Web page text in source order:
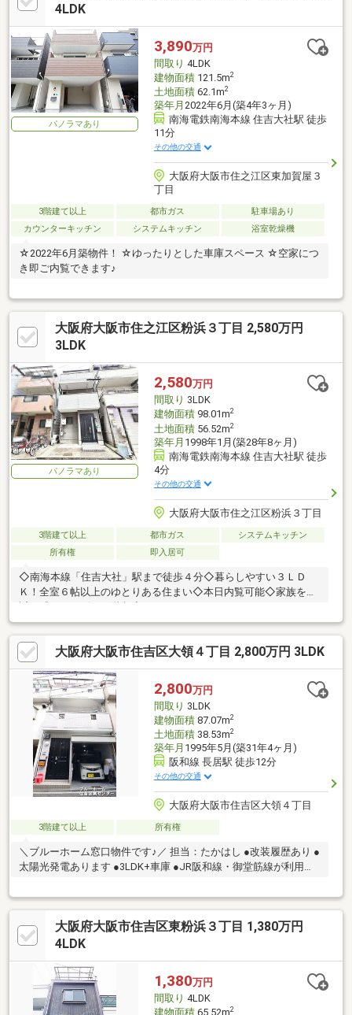
4LDK
パノラマあり
3,890万円
間取り 4LDK
建物面積121.5m2
土地面積62.1m2
築年月 2022年6月(築4年3ヶ月)
南海電鉄南海本線 住吉大社駅 徒歩
11分
その他の交通
大阪府大阪市住之江区東加賀屋３
丁目
3階建て以上 都市ガス
駐車場あり
カウンターキッチン
システムキッチン 浴室乾燥機
☆2022年6月築物件！ ☆ゆったりとした車庫スペース ☆空家につ
き即ご内覧できます♪
大阪府大阪市住之江区粉浜３丁目 2,580万円
3LDK
パノラマあり
2,580万円
間取り 3LDK
建物面積98.01m2
土地面積56.52m2
築年月 1998年1月(築28年8ヶ月)
南海電鉄南海本線 住吉大社駅 徒歩
4分
その他の交通
大阪府大阪市住之江区粉浜３丁目
3階建て以上 都市ガス
システムキッチン
所有権
即入居可
◇南海本線「住吉大社」駅まで徒歩４分◇暮らしやすい３ＬＤ
Ｋ！全室６帖以上のゆとりある住まい◇本日内覧可能◇家族を身
大阪府大阪市住吉区大領４丁目 2,800万円 3LDK
2,800万円
間取り 3LDK
建物面積87.07m2
土地面積38.53m2
築年月 1995年5月(築31年4ヶ月)
阪和線 長居駅 徒歩12分
その他の交通
大阪府大阪市住吉区大領４丁目
3階建て以上 所有権
＼ブルーホーム窓口物件です♪／ 担当：たかはし ●改装履歴あり ●
太陽光発電あります ●3LDK+車庫 ●JR阪和線・御堂筋線が利用で
大阪府大阪市住吉区東粉浜３丁目 1,380万円
4LDK
1,380万円
間取り 4LDK
建物面積65.52m2